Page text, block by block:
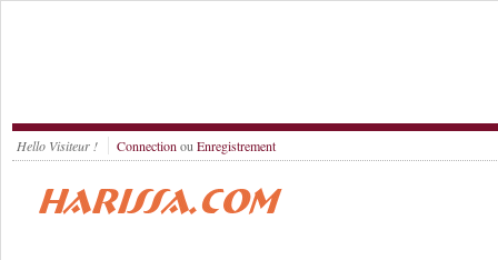
Hello Visiteur ! Connection ou Enregistrement